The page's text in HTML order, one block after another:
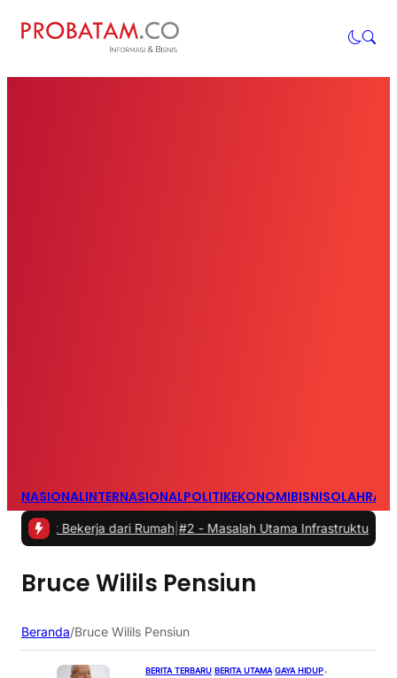
NASIONALINTERNASIONALPOLITIKEKONOMIBISNIS
Bekerja dari Rumah |#2 -Masalah Utama Infrastruktur
Bruce Wilils Pensiun
Beranda/Bruce Wilils Pensiun
BERITA TERBARU BERITA UTAMA|GAYA HIDUP•